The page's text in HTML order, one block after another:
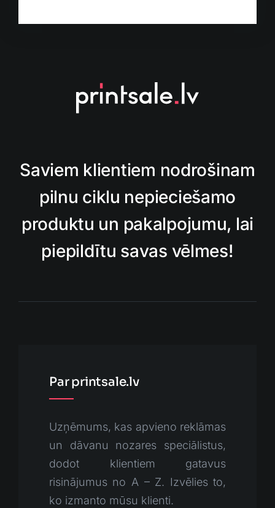
Saviem klientiem nodrošinam
pilnu ciklu nepieciešamo
produktu un pakalpojumu, lai
piepildītu savas vēlmes!
Par printsale.lv
Uzņēmums, kas apvieno reklāmas
un dāvanu nozares speciālistus,
dodot klientiem gatavus
risinājumus no A – Z. Izvēlies to,
ko izmanto mūsu klienti.